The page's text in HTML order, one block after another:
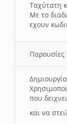
Ταχύτατη
Με το
εχουν
Παρουσίες
που
και να